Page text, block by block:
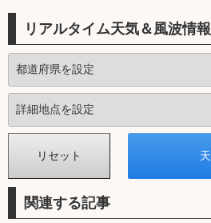
リアルタイム天気＆風波情報
関連する記事